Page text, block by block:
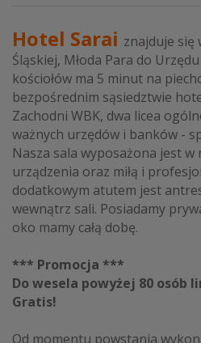
Hotel Sarai znajduje się
Śląskiej, Młoda Para do
kościołów ma 5 minut na
bezpośrednim sąsiedztwie
Zachodni WBK, dwa licea
ważnych urzędów i banków -
Nasza sala wyposażona jest w
urządzenia oraz miłą i
dodatkowym atutem jest
wewnątrz sali. Posiadamy
oko mamy całą dobę.
*** Promocja ***
Do wesela powyżej 80 osób
Gratis!
Od momentu powstania